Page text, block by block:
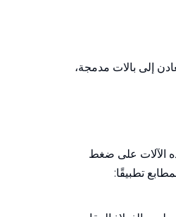
إلى بالات مدمجة،
الآلات على ضغط
تطبيقًا: